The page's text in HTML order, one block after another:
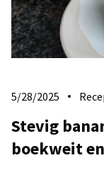
5/28/2025
Stevig
boekweit